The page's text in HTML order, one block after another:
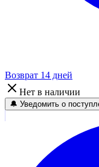
Возврат 14 дней
Нет в наличии
🔔 Уведомить о